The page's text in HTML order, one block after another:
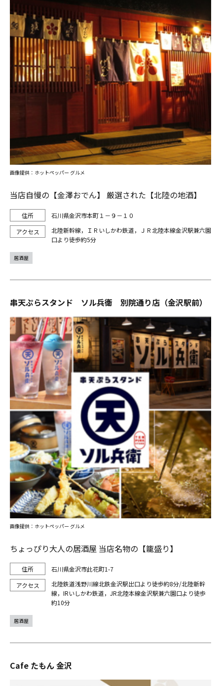
当店自慢の【金澤おでん】 厳選された【北陸の地酒】
石川県金沢市本町１－９－１０
北陸新幹線，ＩＲいしかわ鉄道，ＪＲ北陸本線金沢駅兼六園
口より徒歩約5分
画像提供：ホットペッパー グルメ
居酒屋
串天ぷらスタンド ソル兵衛 別院通り店（金沢駅前）
ちょっぴり大人の居酒屋 当店名物の【籠盛り】
石川県金沢市此花町1-7
北陸鉄道浅野川線北鉄金沢駅出口より徒歩約8分/北陸新幹
線，IRいしかわ鉄道，JR北陸本線金沢駅兼六園口より徒歩
約10分
画像提供：ホットペッパー グルメ
居酒屋
Cafe たもん 金沢